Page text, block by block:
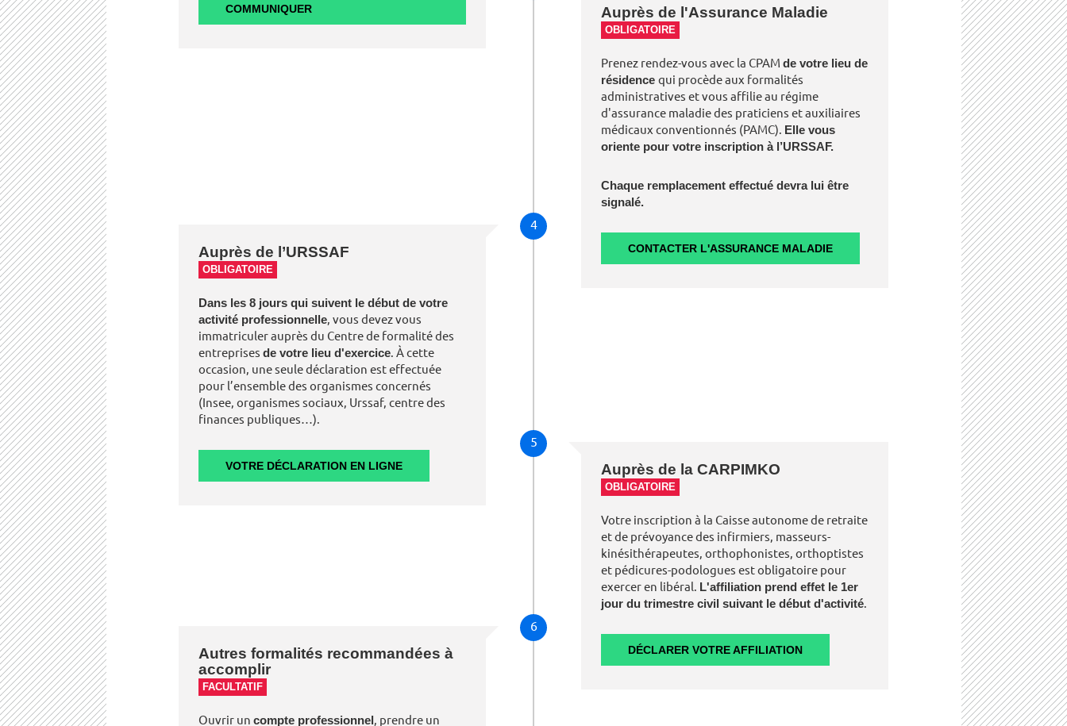
COMMUNIQUER
Auprès de l'Assurance Maladie
OBLIGATOIRE
Prenez rendez-vous avec la CPAM de votre lieu de
résidence qui procède aux formalités
administratives et vous affilie au régime
d'assurance maladie des praticiens et auxiliaires
médicaux conventionnés (PAMC). Elle vous
oriente pour votre inscription à l’URSSAF.
Chaque remplacement effectué devra lui être
signalé.
CONTACTER L'ASSURANCE MALADIE
4
Auprès de l’URSSAF
OBLIGATOIRE
Dans les 8 jours qui suivent le début de votre
activité professionnelle, vous devez vous
immatriculer auprès du Centre de formalité des
entreprises de votre lieu d'exercice. À cette
occasion, une seule déclaration est effectuée
pour l’ensemble des organismes concernés
(Insee, organismes sociaux, Urssaf, centre des
finances publiques…).
VOTRE DÉCLARATION EN LIGNE
5
Auprès de la CARPIMKO
OBLIGATOIRE
Votre inscription à la Caisse autonome de retraite
et de prévoyance des infirmiers, masseurs-
kinésithérapeutes, orthophonistes, orthoptistes
et pédicures-podologues est obligatoire pour
exercer en libéral. L'affiliation prend effet le 1er
jour du trimestre civil suivant le début d'activité.
DÉCLARER VOTRE AFFILIATION
6
Autres formalités recommandées à
accomplir
FACULTATIF
Ouvrir un compte professionnel, prendre un